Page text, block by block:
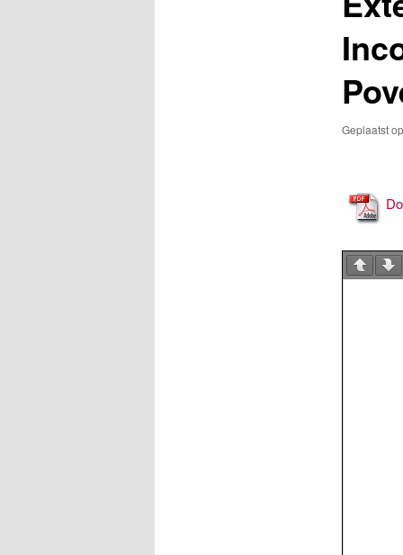
Geplaatst op